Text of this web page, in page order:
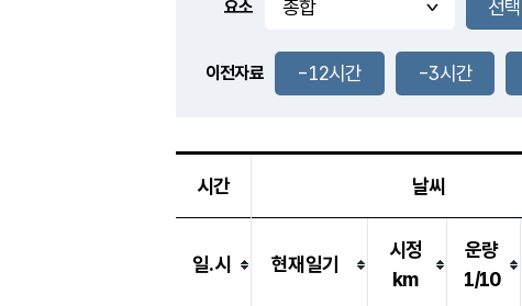
풍도
3.0m/s
-
요소
이전자료 -12시간 -3시간
시간 날씨
일.시 현재일기
시정
km
운량
1/10